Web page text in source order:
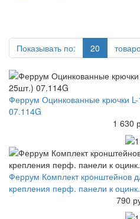
Показывать по: 20
Феррум Оцинкованные крючки
07.114G
1 630
Феррум Комплект кронштейнов
крепления перф. панели к
790